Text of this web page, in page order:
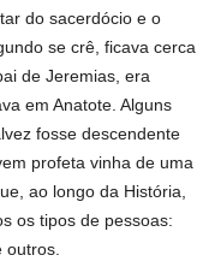
do sacerdócio e o
se crê, ficava cerca
de Jeremias, era
em Anatote. Alguns
fosse descendente
profeta vinha de uma
ao longo da História,
os tipos de pessoas: